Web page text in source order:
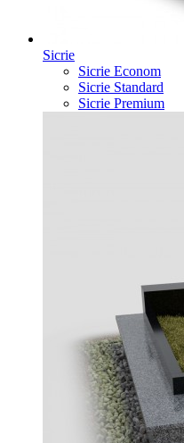
Sicrie
Sicrie Econom
Sicrie Standard
Sicrie Premium